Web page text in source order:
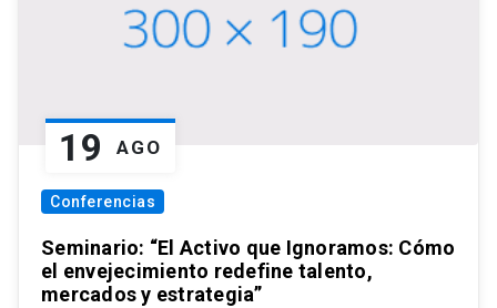
19 AGO
Conferencias
Seminario: “El Activo que Ignoramos: Cómo
el envejecimiento redefine talento,
mercados y estrategia”